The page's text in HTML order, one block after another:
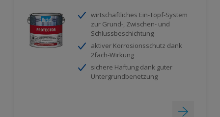
wirtschaftliches Ein-Topf-System
zur Grund-, Zwischen- und
Schlussbeschichtung
aktiver Korrosionsschutz dank
2fach-Wirkung
sichere Haftung dank guter
Untergrundbenetzung